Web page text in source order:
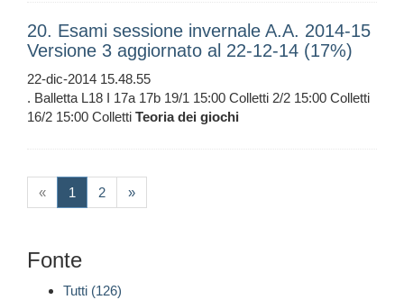
20. Esami sessione invernale A.A. 2014-15
Versione 3 aggiornato al 22-12-14 (17%)
22-dic-2014 15.48.55
. Balletta L18 I 17a 17b 19/1 15:00 Colletti 2/2 15:00 Colletti
16/2 15:00 Colletti Teoria dei giochi
« 1 (current)
2 »
Fonte
Tutti (126)